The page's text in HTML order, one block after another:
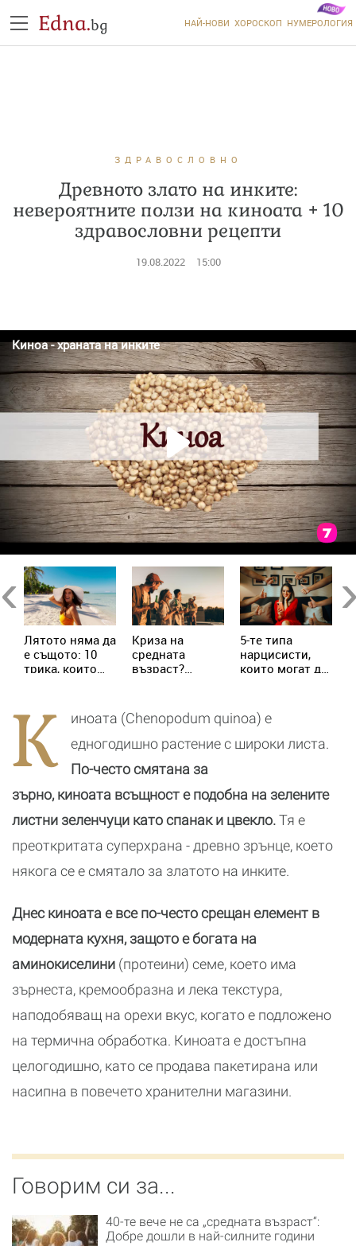
Edna.bg НАЙ-НОВИ ХОРОСКОП НУМЕРОЛОГИЯ
ЗДРАВОСЛОВНО
Древното злато на инките:
невероятните ползи на киноата + 10
здравословни рецепти
19.08.2022 15:00
Лятото няма да
е същото: 10
трика, които
Криза на
средната
възраст?
правилата
5-те типа
нарцисисти,
които могат да
всеки ден
К
иноата (Chenopodum quinoa) е
едногодишно растение с широки листа.
По-често смятана за
зърно, киноата всъщност е подобна на зелените
листни зеленчуци като спанак и цвекло.Тя е
преоткритата суперхрана - древно зрънце, което
някога се е смятало за златото на инките.
Днес киноата е все по-често срещан елемент в
модерната кухня, защото е богата на
аминокиселини (протеини) семе, което има
зърнеста, кремообразна и лека текстура,
наподобяващ на орехи вкус, когато е подложено
на термична обработка. Киноата е достъпна
целогодишно, като се продава пакетирана или
насипна в повечето хранителни магазини.
Говорим си за...
40-те вече не са „средната възраст“:
Добре дошли в най-силните години